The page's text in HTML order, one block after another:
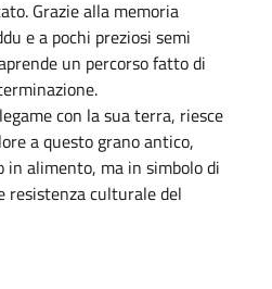
Grazie alla memoria
e a pochi preziosi semi
un percorso fatto di
con la sua terra, riesce
a questo grano antico,
in alimento, ma in simbolo di
resistenza culturale del